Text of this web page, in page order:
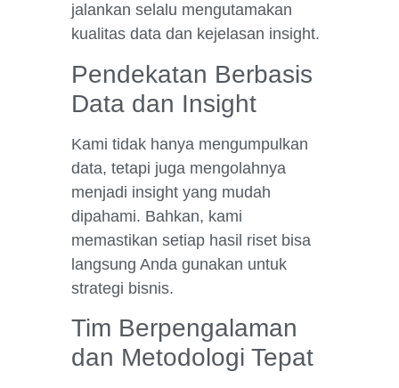
jalankan selalu mengutamakan
kualitas data dan kejelasan insight.
Pendekatan Berbasis
Data dan Insight
Kami tidak hanya mengumpulkan
data, tetapi juga mengolahnya
menjadi insight yang mudah
dipahami. Bahkan, kami
memastikan setiap hasil riset bisa
langsung Anda gunakan untuk
strategi bisnis.
Tim Berpengalaman
dan Metodologi Tepat